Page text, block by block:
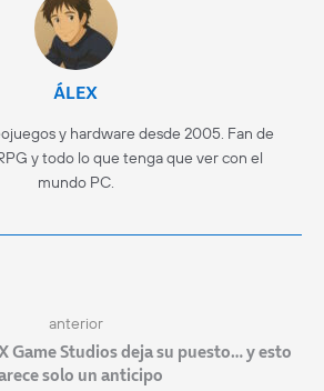
ÁLEX
y hardware desde 2005. Fan de
y todo lo que tenga que ver con el
mundo PC.
anterior
Game Studios deja su puesto… y esto
solo un anticipo